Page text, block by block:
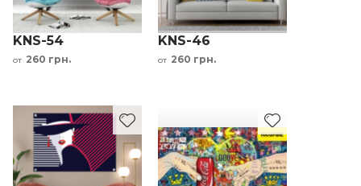
KNS-54
от 260 грн.
KNS-46
от 260 грн.